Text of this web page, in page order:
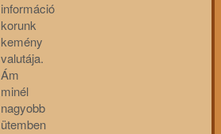
információ
korunk
kemény
valutája.
Ám
minél
nagyobb
ütemben